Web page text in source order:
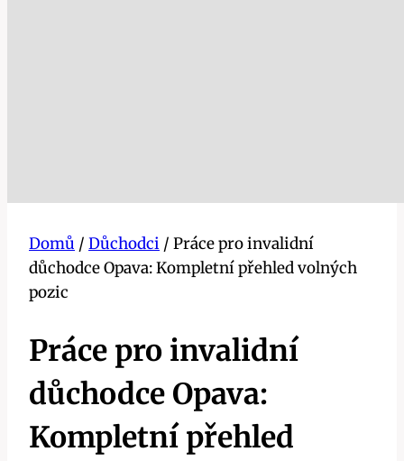
Domů / Důchodci / Práce pro invalidní
důchodce Opava: Kompletní přehled volných
pozic
Práce pro invalidní
důchodce Opava:
Kompletní přehled